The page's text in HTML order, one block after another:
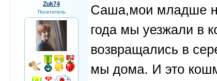
Zuk74
Посетитель
Саша,мои младше
года мы уезжали в
возвращались в
мы дома. И это